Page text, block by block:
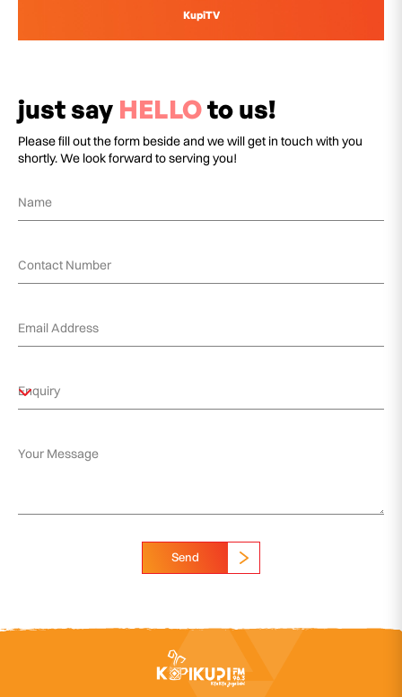
KupiTV
just say HELLOto us!
Please fill out the form beside and we will get in touch with you
shortly. We look forward to serving you!
Send